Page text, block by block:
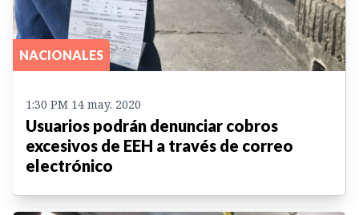
NACIONALES
1:30 PM 14 may. 2020
Usuarios podrán denunciar cobros
excesivos de EEH a través de correo
electrónico